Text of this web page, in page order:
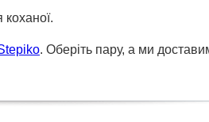
. Оберіть пару, а ми